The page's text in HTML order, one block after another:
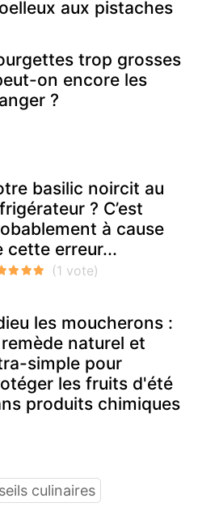
aux pistaches
trop grosses
on encore les
?
basilic noircit au
? C’est
à cause
cette erreur...
les moucherons :
naturel et
simple pour
les fruits d'été
produits chimiques
culinaires